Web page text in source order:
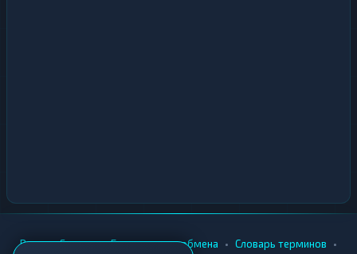
Вики • Города • Безопасность обмена • Словарь терминов •